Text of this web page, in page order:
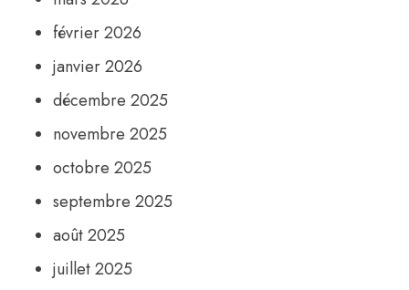
février 2026
janvier 2026
décembre 2025
novembre 2025
octobre 2025
septembre 2025
août 2025
juillet 2025